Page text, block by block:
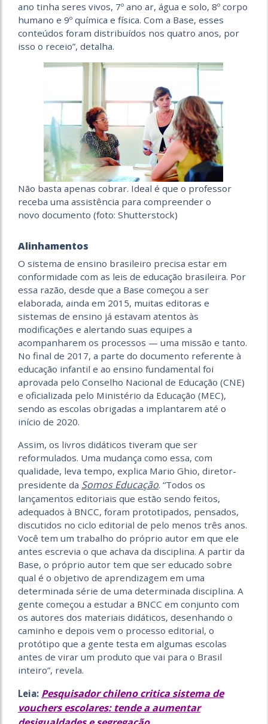
ano tinha seres vivos, 7º ano ar, água e solo, 8º corpo
humano e 9º química e física. Com a Base, esses
conteúdos foram distribuídos nos quatro anos, por
isso o receio”, detalha.
Não basta apenas cobrar. Ideal é que o professor
receba uma assistência para compreender o
novo documento (foto: Shutterstock)
Alinhamentos
O sistema de ensino brasileiro precisa estar em
conformidade com as leis de educação brasileira. Por
essa razão, desde que a Base começou a ser
elaborada, ainda em 2015, muitas editoras e
sistemas de ensino já estavam atentos às
modificações e alertando suas equipes a
acompanharem os processos — uma missão e tanto.
No final de 2017, a parte do documento referente à
educação infantil e ao ensino fundamental foi
aprovada pelo Conselho Nacional de Educação (CNE)
e oficializada pelo Ministério da Educação (MEC),
sendo as escolas obrigadas a implantarem até o
início de 2020.
Assim, os livros didáticos tiveram que ser
reformulados. Uma mudança como essa, com
qualidade, leva tempo, explica Mario Ghio, diretor-
presidente da Somos Educação. “Todos os
lançamentos editoriais que estão sendo feitos,
adequados à BNCC, foram prototipados, pensados,
discutidos no ciclo editorial de pelo menos três anos.
Você tem um trabalho do próprio autor em que ele
antes escrevia o que achava da disciplina. A partir da
Base, o próprio autor tem que ser educado sobre
qual é o objetivo de aprendizagem em uma
determinada série de uma determinada disciplina. A
gente começou a estudar a BNCC em conjunto com
os autores dos materiais didáticos, desenhando o
caminho e depois vem o processo editorial, o
protótipo que a gente testa em algumas escolas
antes de virar um produto que vai para o Brasil
inteiro”, revela.
Leia: Pesquisador chileno critica sistema de
vouchers escolares: tende a aumentar